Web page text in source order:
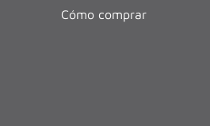
Cómo comprar